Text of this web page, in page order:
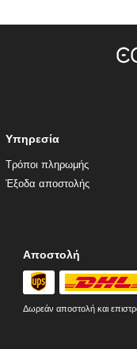
Υπηρεσία
Τρόποι πληρωμής
Έξοδα αποστολής
Αποστολή
Δωρεάν αποστολή και